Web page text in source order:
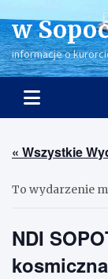
to
content
w
informacje o
« Wszystkie
To wydarzenie
NDI